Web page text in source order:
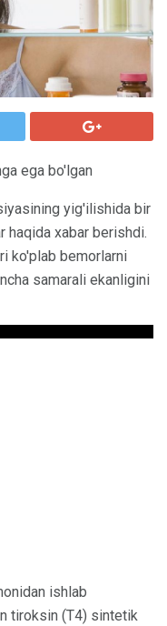
ega bo'lgan
yig'ilishida bir
haqida xabar berishdi.
ko'plab bemorlarni
samarali ekanligini
ishlab
tiroksin (T4) sintetik